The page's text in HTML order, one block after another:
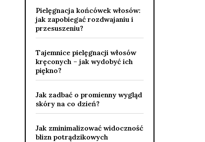
Pielęgnacja końcówek włosów:
jak zapobiegać rozdwajaniu i
przesuszeniu?
Tajemnice pielęgnacji włosów
kręconych – jak wydobyć ich
piękno?
Jak zadbać o promienny wygląd
skóry na co dzień?
Jak zminimalizować widoczność
blizn potrądzikowych